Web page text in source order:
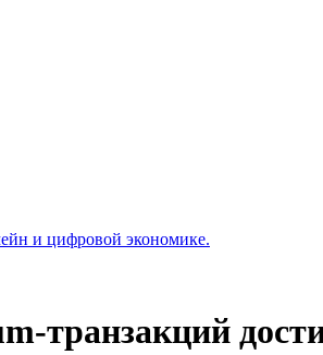
и цифровой экономике.
транзакций